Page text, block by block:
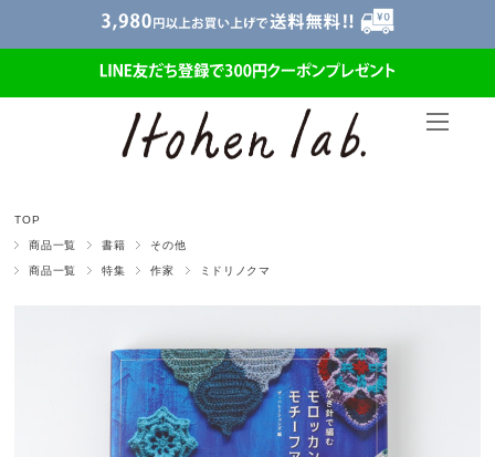
TOP
商品一覧 書籍 その他
商品一覧 特集 作家 ミドリノクマ